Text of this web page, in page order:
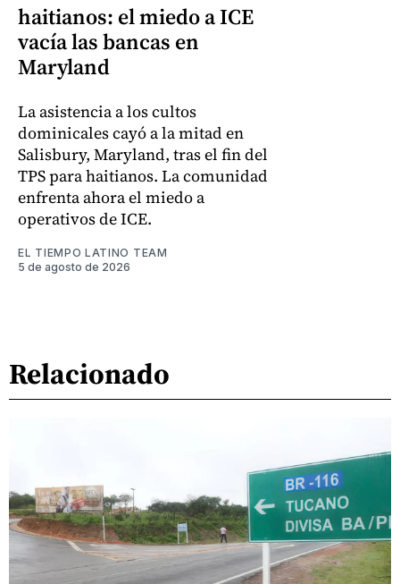
haitianos: el miedo a ICE
vacía las bancas en
Maryland
La asistencia a los cultos
dominicales cayó a la mitad en
Salisbury, Maryland, tras el fin del
TPS para haitianos. La comunidad
enfrenta ahora el miedo a
operativos de ICE.
EL TIEMPO LATINO TEAM
5 de agosto de 2026
Relacionado